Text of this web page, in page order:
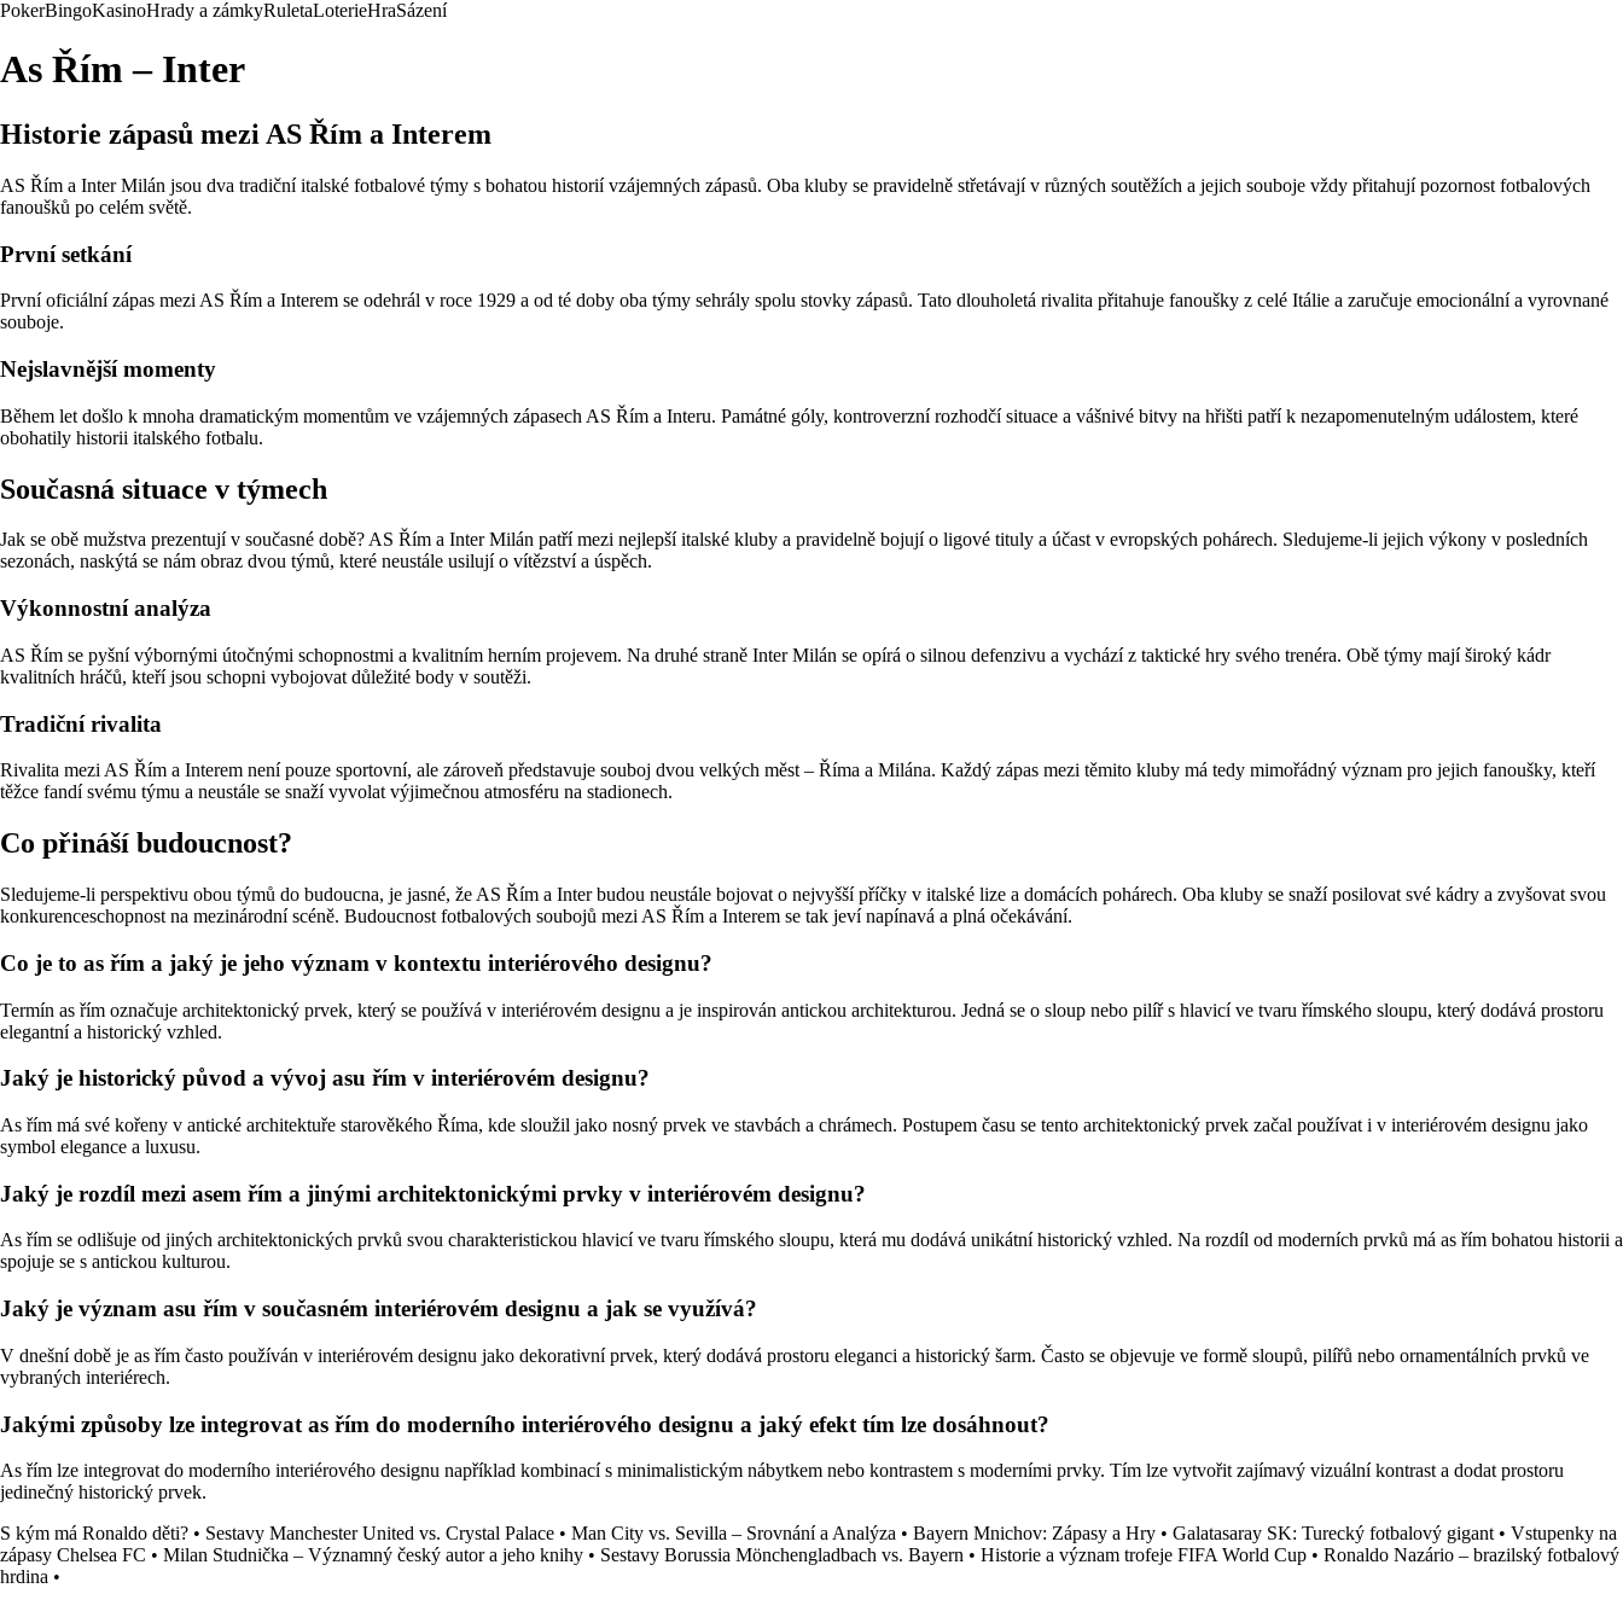
PokerBingoKasinoHrady a zámkyRuletaLoterieHraSázení
As Řím – Inter
Historie zápasů mezi AS Řím a Interem
AS Řím a Inter Milán jsou dva tradiční italské fotbalové týmy s bohatou historií vzájemných zápasů. Oba kluby se pravidelně střetávají v různých soutěžích a jejich souboje vždy přitahují pozornost fotbalových
fanoušků po celém světě.
První setkání
První oficiální zápas mezi AS Řím a Interem se odehrál v roce 1929 a od té doby oba týmy sehrály spolu stovky zápasů. Tato dlouholetá rivalita přitahuje fanoušky z celé Itálie a zaručuje emocionální a vyrovnané
souboje.
Nejslavnější momenty
Během let došlo k mnoha dramatickým momentům ve vzájemných zápasech AS Řím a Interu. Památné góly, kontroverzní rozhodčí situace a vášnivé bitvy na hřišti patří k nezapomenutelným událostem, které
obohatily historii italského fotbalu.
Současná situace v týmech
Jak se obě mužstva prezentují v současné době? AS Řím a Inter Milán patří mezi nejlepší italské kluby a pravidelně bojují o ligové tituly a účast v evropských pohárech. Sledujeme-li jejich výkony v posledních
sezonách, naskýtá se nám obraz dvou týmů, které neustále usilují o vítězství a úspěch.
Výkonnostní analýza
AS Řím se pyšní výbornými útočnými schopnostmi a kvalitním herním projevem. Na druhé straně Inter Milán se opírá o silnou defenzivu a vychází z taktické hry svého trenéra. Obě týmy mají široký kádr
kvalitních hráčů, kteří jsou schopni vybojovat důležité body v soutěži.
Tradiční rivalita
Rivalita mezi AS Řím a Interem není pouze sportovní, ale zároveň představuje souboj dvou velkých měst – Říma a Milána. Každý zápas mezi těmito kluby má tedy mimořádný význam pro jejich fanoušky, kteří
těžce fandí svému týmu a neustále se snaží vyvolat výjimečnou atmosféru na stadionech.
Co přináší budoucnost?
Sledujeme-li perspektivu obou týmů do budoucna, je jasné, že AS Řím a Inter budou neustále bojovat o nejvyšší příčky v italské lize a domácích pohárech. Oba kluby se snaží posilovat své kádry a zvyšovat svou
konkurenceschopnost na mezinárodní scéně. Budoucnost fotbalových soubojů mezi AS Řím a Interem se tak jeví napínavá a plná očekávání.
Co je to as řím a jaký je jeho význam v kontextu interiérového designu?
Termín as řím označuje architektonický prvek, který se používá v interiérovém designu a je inspirován antickou architekturou. Jedná se o sloup nebo pilíř s hlavicí ve tvaru římského sloupu, který dodává prostoru
elegantní a historický vzhled.
Jaký je historický původ a vývoj asu řím v interiérovém designu?
As řím má své kořeny v antické architektuře starověkého Říma, kde sloužil jako nosný prvek ve stavbách a chrámech. Postupem času se tento architektonický prvek začal používat i v interiérovém designu jako
symbol elegance a luxusu.
Jaký je rozdíl mezi asem řím a jinými architektonickými prvky v interiérovém designu?
As řím se odlišuje od jiných architektonických prvků svou charakteristickou hlavicí ve tvaru římského sloupu, která mu dodává unikátní historický vzhled. Na rozdíl od moderních prvků má as řím bohatou historii a
spojuje se s antickou kulturou.
Jaký je význam asu řím v současném interiérovém designu a jak se využívá?
V dnešní době je as řím často používán v interiérovém designu jako dekorativní prvek, který dodává prostoru eleganci a historický šarm. Často se objevuje ve formě sloupů, pilířů nebo ornamentálních prvků ve
vybraných interiérech.
Jakými způsoby lze integrovat as řím do moderního interiérového designu a jaký efekt tím lze dosáhnout?
As řím lze integrovat do moderního interiérového designu například kombinací s minimalistickým nábytkem nebo kontrastem s moderními prvky. Tím lze vytvořit zajímavý vizuální kontrast a dodat prostoru
jedinečný historický prvek.
S kým má Ronaldo děti? • Sestavy Manchester United vs. Crystal Palace • Man City vs. Sevilla – Srovnání a Analýza • Bayern Mnichov: Zápasy a Hry • Galatasaray SK: Turecký fotbalový gigant • Vstupenky na
zápasy Chelsea FC • Milan Studnička – Významný český autor a jeho knihy • Sestavy Borussia Mönchengladbach vs. Bayern • Historie a význam trofeje FIFA World Cup • Ronaldo Nazário – brazilský fotbalový
hrdina •